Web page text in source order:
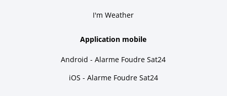
I'm Weather
Application mobile
Android - Alarme Foudre Sat24
iOS - Alarme Foudre Sat24